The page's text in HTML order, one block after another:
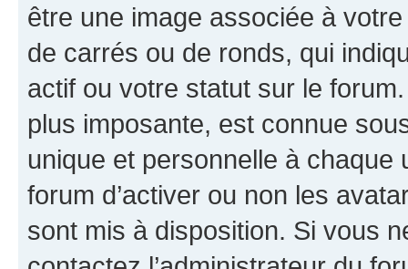
être une image associée à
de carrés ou de ronds, qui
actif ou votre statut sur le
plus imposante, est connue
unique et personnelle à chaque
forum d’activer ou non les
sont mis à disposition. Si vous